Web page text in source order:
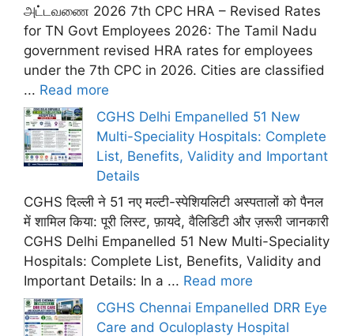
அட்டவணை 2026 7th CPC HRA – Revised Rates
for TN Govt Employees 2026: The Tamil Nadu
government revised HRA rates for employees
under the 7th CPC in 2026. Cities are classified
... Read more
CGHS Delhi Empanelled 51 New
Multi-Speciality Hospitals: Complete
List, Benefits, Validity and Important
Details
CGHS दिल्ली ने 51 नए मल्टी-स्पेशियलिटी अस्पतालों को पैनल
में शामिल किया: पूरी लिस्ट, फ़ायदे, वैलिडिटी और ज़रूरी जानकारी
CGHS Delhi Empanelled 51 New Multi-Speciality
Hospitals: Complete List, Benefits, Validity and
Important Details: In a ... Read more
CGHS Chennai Empanelled DRR Eye
Care and Oculoplasty Hospital